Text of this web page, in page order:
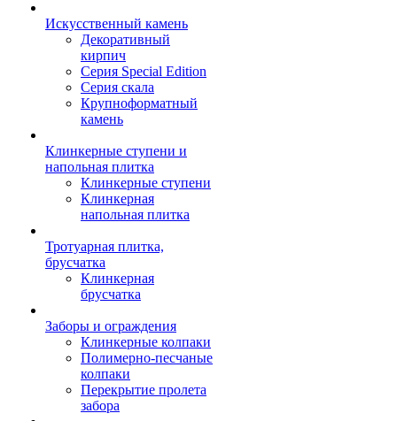
Искусственный камень
Декоративный
кирпич
Серия Special Edition
Серия скала
Крупноформатный
камень
Клинкерные ступени и
напольная плитка
Клинкерные ступени
Клинкерная
напольная плитка
Тротуарная плитка,
брусчатка
Клинкерная
брусчатка
Заборы и ограждения
Клинкерные колпаки
Полимерно-песчаные
колпаки
Перекрытие пролета
забора